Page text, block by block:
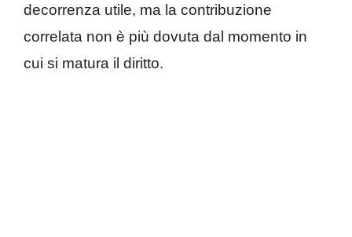
decorrenza utile, ma la contribuzione
correlata non è più dovuta dal momento in
cui si matura il diritto.